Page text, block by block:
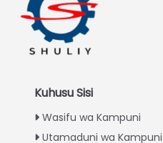
Kuhusu Sisi
Wasifu wa Kampuni
Utamaduni wa Kampuni